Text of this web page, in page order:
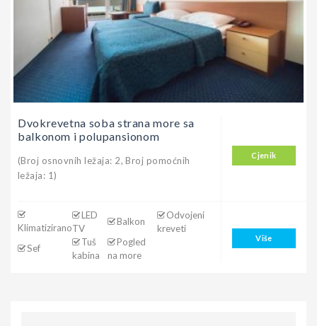
Dvokrevetna soba strana more sa
balkonom i polupansionom
(Broj osnovnih ležaja: 2, Broj pomoćnih
ležaja: 1)
Cjenik
Klimatizirano
LED
TV
Balkon
Odvojeni
kreveti
Sef
Tuš
kabina
Pogled
na more
Više